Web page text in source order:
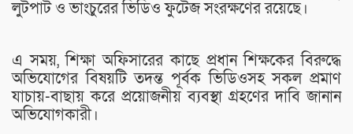
লুটপাট ও ভাংচুরের ভিডিও ফুটেজ সংরক্ষণের রয়েছে।
এ সময়, শিক্ষা অফিসারের কাছে প্রধান শিক্ষকের বিরুদ্ধে
অভিযোগের বিষয়টি তদন্ত পূর্বক ভিডিওসহ সকল প্রমাণ
যাচায়-বাছায় করে প্রয়োজনীয় ব্যবস্থা গ্রহণের দাবি জানান
অভিযোগকারী।